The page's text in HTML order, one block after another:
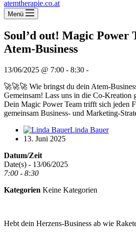
atemtherapie.co.at
Menü
Soul’d out! Magic Power
Atem-Business
13/06/2025 @ 7:00 - 8:30 -
🚀🚀🚀 Wie bringst du dein Atem-
Gemeinsam! Lass uns in die Co-Kreation
Dein Magic Power Team trifft sich jeden
gemeinsam Business- und Marketing-
Linda Bauer
13. Juni 2025
Datum/Zeit
Date(s) - 13/06/2025
7:00 - 8:30
Kategorien Keine Kategorien
Hebt dein Herzens-Business ab wie